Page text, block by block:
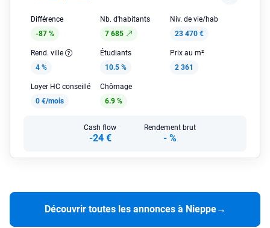
Différence
-87 %
Nb. d'habitants
7 685
Niv. de vie/hab
23 470 €
Rend. ville
4 %
Étudiants
10.5 %
Prix au m²
2 361
Loyer HC conseillé
0 €/mois
Chômage
6.9 %
Cash flow
-24 €
Rendement brut
- %
Découvrir toutes les annonces à Nieppe→